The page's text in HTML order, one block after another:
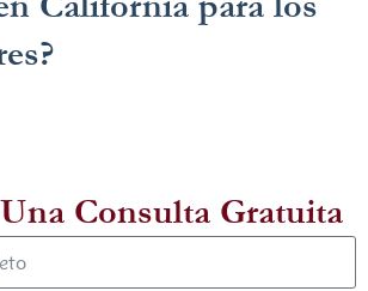
Consulta Gratuita